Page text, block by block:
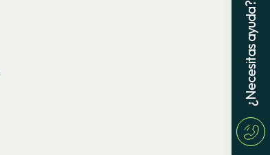
¿Necesitas ayuda?